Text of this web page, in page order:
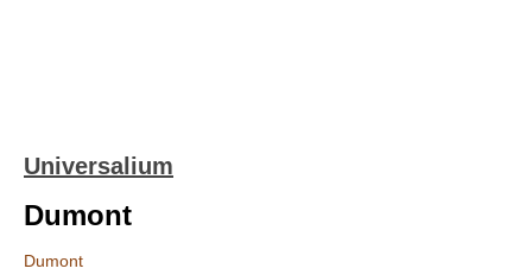
Universalium
Dumont
Dumont